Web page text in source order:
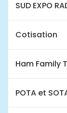
SUD EXPO
Cotisation
Ham Family
POTA et